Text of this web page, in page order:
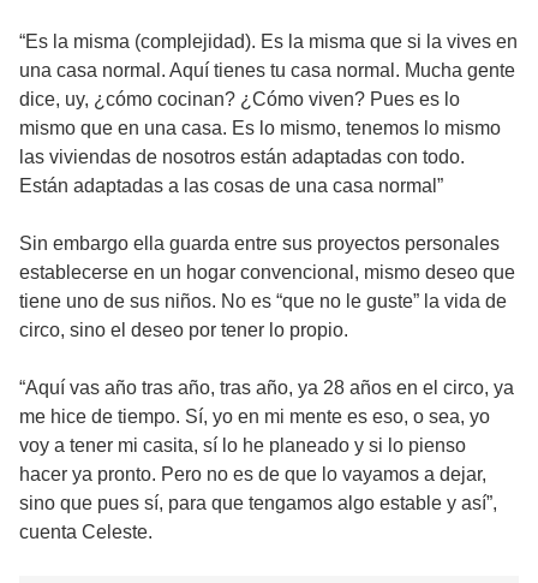
“Es la misma (complejidad). Es la misma que si la vives en
una casa normal. Aquí tienes tu casa normal. Mucha gente
dice, uy, ¿cómo cocinan? ¿Cómo viven? Pues es lo
mismo que en una casa. Es lo mismo, tenemos lo mismo
las viviendas de nosotros están adaptadas con todo.
Están adaptadas a las cosas de una casa normal”
Sin embargo ella guarda entre sus proyectos personales
establecerse en un hogar convencional, mismo deseo que
tiene uno de sus niños. No es “que no le guste” la vida de
circo, sino el deseo por tener lo propio.
“Aquí vas año tras año, tras año, ya 28 años en el circo, ya
me hice de tiempo. Sí, yo en mi mente es eso, o sea, yo
voy a tener mi casita, sí lo he planeado y si lo pienso
hacer ya pronto. Pero no es de que lo vayamos a dejar,
sino que pues sí, para que tengamos algo estable y así”,
cuenta Celeste.